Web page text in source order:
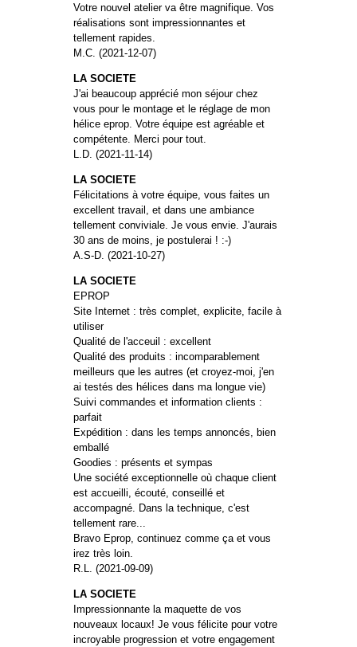
Votre nouvel atelier va être magnifique. Vos
réalisations sont impressionnantes et
tellement rapides.
M.C. (2021-12-07)
LA SOCIETE
J'ai beaucoup apprécié mon séjour chez
vous pour le montage et le réglage de mon
hélice eprop. Votre équipe est agréable et
compétente. Merci pour tout.
L.D. (2021-11-14)
LA SOCIETE
Félicitations à votre équipe, vous faites un
excellent travail, et dans une ambiance
tellement conviviale. Je vous envie. J'aurais
30 ans de moins, je postulerai ! :-)
A.S-D. (2021-10-27)
LA SOCIETE
EPROP
Site Internet : très complet, explicite, facile à
utiliser
Qualité de l'acceuil : excellent
Qualité des produits : incomparablement
meilleurs que les autres (et croyez-moi, j'en
ai testés des hélices dans ma longue vie)
Suivi commandes et information clients :
parfait
Expédition : dans les temps annoncés, bien
emballé
Goodies : présents et sympas
Une société exceptionnelle où chaque client
est accueilli, écouté, conseillé et
accompagné. Dans la technique, c'est
tellement rare...
Bravo Eprop, continuez comme ça et vous
irez très loin.
R.L. (2021-09-09)
LA SOCIETE
Impressionnante la maquette de vos
nouveaux locaux! Je vous félicite pour votre
incroyable progression et votre engagement